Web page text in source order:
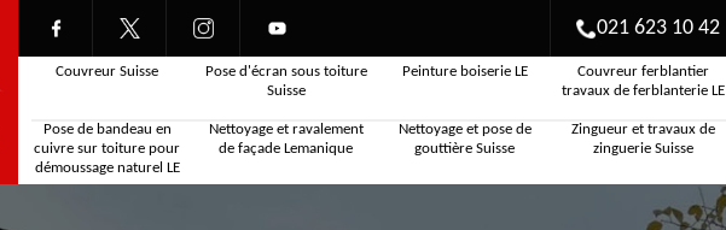
021 623 10 42
Couvreur Suisse
Pose d'écran sous toiture
Suisse
Peinture boiserie LE
Couvreur ferblantier
travaux de ferblanterie LE
Pose de bandeau en
cuivre sur toiture pour
démoussage naturel LE
Nettoyage et ravalement
de façade Lemanique
Nettoyage et pose de
gouttière Suisse
Zingueur et travaux de
zinguerie Suisse